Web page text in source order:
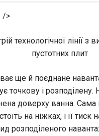
/>
технологічної лінії з
пустотних плит
ще й поєднане
точкову і розподілену.
доверху ванна. Сама
на ніжках, і її тиск
розподіленого